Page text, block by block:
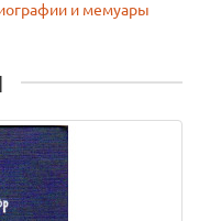
и мемуары